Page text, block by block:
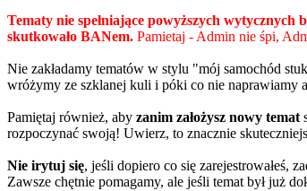
Tematy nie spełniające powyższych wytycznych
skutkowało BANem. Pamietaj - Admin nie śpi,
Nie zakładamy tematów w stylu "mój samochód
wróżymy ze szklanej kuli i póki co nie naprawiamy
Pamiętaj również, aby zanim założysz nowy temat
rozpoczynać swoją! Uwierz, to znacznie
Nie irytuj się, jeśli dopiero co się zarejestrowałeś,
Zawsze chętnie pomagamy, ale jeśli temat był już